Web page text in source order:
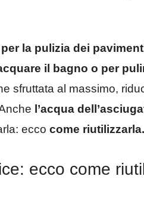
per la pulizia dei
il bagno o per
sfruttata al massimo,
l’acqua
ecco come riutilizzarla.
ecco come